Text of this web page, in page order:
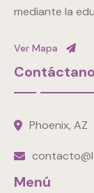
mediante la
Ver Mapa
Phoenix, AZ
Menú